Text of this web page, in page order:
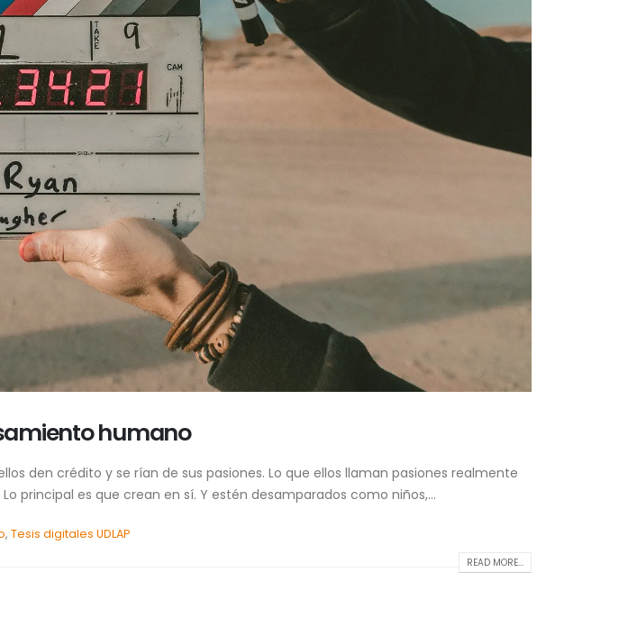
humano
den crédito y se rían de sus pasiones. Lo que ellos llaman pasiones realmente
principal es que crean en sí. Y estén desamparados como niños,...
,Tesis digitales UDLAP
READ MORE...